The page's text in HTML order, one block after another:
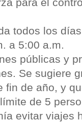
todos los
a 5:00 a.m.
públicas y
Se sugiere
fin de año, y
de 5
evitar viajes